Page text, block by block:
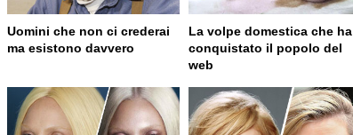
Uomini che non ci crederai
ma esistono davvero
La volpe domestica che ha
conquistato il popolo del
web